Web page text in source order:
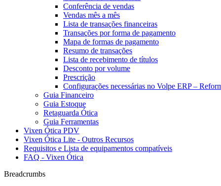
Conferência de vendas
Vendas mês a mês
Lista de transações financeiras
Transações por forma de pagamento
Mapa de formas de pagamento
Resumo de transações
Lista de recebimento de títulos
Desconto por volume
Prescrição
Configurações necessárias no Volpe ERP –
Guia Financeiro
Guia Estoque
Retaguarda Ótica
Guia Ferramentas
Vixen Ótica PDV
Vixen Ótica Lite - Outros Recursos
Requisitos e Lista de equipamentos compatíveis
FAQ - Vixen Ótica
Breadcrumbs